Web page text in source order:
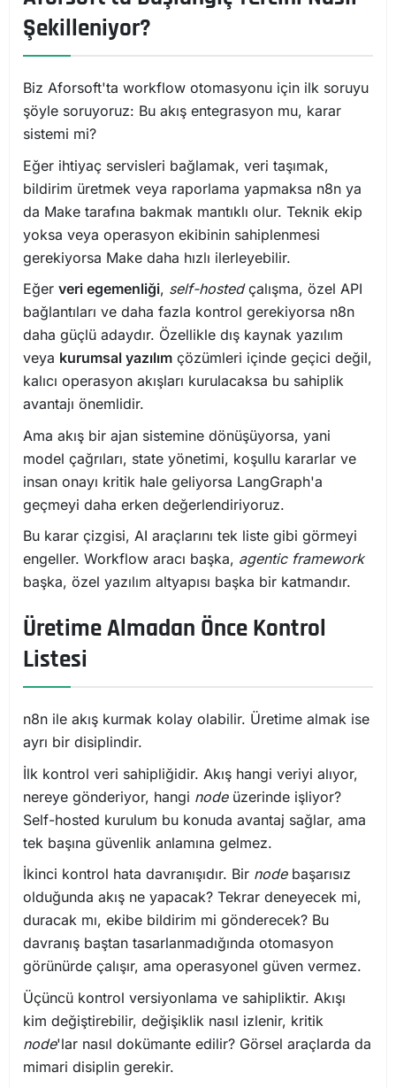
Şekilleniyor?
Biz Aforsoft'ta workflow otomasyonu için ilk soruyu
şöyle soruyoruz: Bu akış entegrasyon mu, karar
sistemi mi?
Eğer ihtiyaç servisleri bağlamak, veri taşımak,
bildirim üretmek veya raporlama yapmaksa n8n ya
da Make tarafına bakmak mantıklı olur. Teknik ekip
yoksa veya operasyon ekibinin sahiplenmesi
gerekiyorsa Make daha hızlı ilerleyebilir.
Eğer veri egemenliği, self-hostedçalışma, özel API
bağlantıları ve daha fazla kontrol gerekiyorsa n8n
daha güçlü adaydır. Özellikle dış kaynak yazılım
veya kurumsal yazılım çözümleri içinde geçici değil,
kalıcı operasyon akışları kurulacaksa bu sahiplik
avantajı önemlidir.
Ama akış bir ajan sistemine dönüşüyorsa, yani
model çağrıları, state yönetimi, koşullu kararlar ve
insan onayı kritik hale geliyorsa LangGraph'a
geçmeyi daha erken değerlendiriyoruz.
Bu karar çizgisi, AI araçlarını tek liste gibi görmeyi
engeller. Workflow aracı başka, agentic framework
başka, özel yazılım altyapısı başka bir katmandır.
Üretime Almadan Önce Kontrol
Listesi
n8n ile akış kurmak kolay olabilir. Üretime almak ise
ayrı bir disiplindir.
İlk kontrol veri sahipliğidir. Akış hangi veriyi alıyor,
nereye gönderiyor, hangi nodeüzerinde işliyor?
Self-hosted kurulum bu konuda avantaj sağlar, ama
tek başına güvenlik anlamına gelmez.
İkinci kontrol hata davranışıdır. Bir nodebaşarısız
olduğunda akış ne yapacak? Tekrar deneyecek mi,
duracak mı, ekibe bildirim mi gönderecek? Bu
davranış baştan tasarlanmadığında otomasyon
görünürde çalışır, ama operasyonel güven vermez.
Üçüncü kontrol versiyonlama ve sahipliktir. Akışı
kim değiştirebilir, değişiklik nasıl izlenir, kritik
node'lar nasıl dokümante edilir? Görsel araçlarda da
mimari disiplin gerekir.